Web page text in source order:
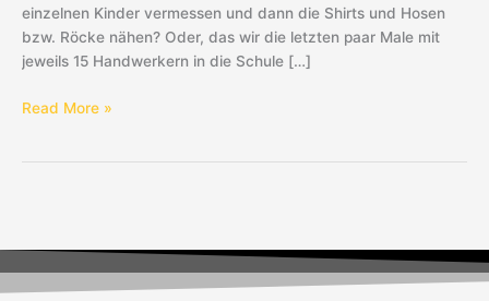
einzelnen Kinder vermessen und dann die Shirts und Hosen
bzw. Röcke nähen? Oder, das wir die letzten paar Male mit
jeweils 15 Handwerkern in die Schule […]
Read More »